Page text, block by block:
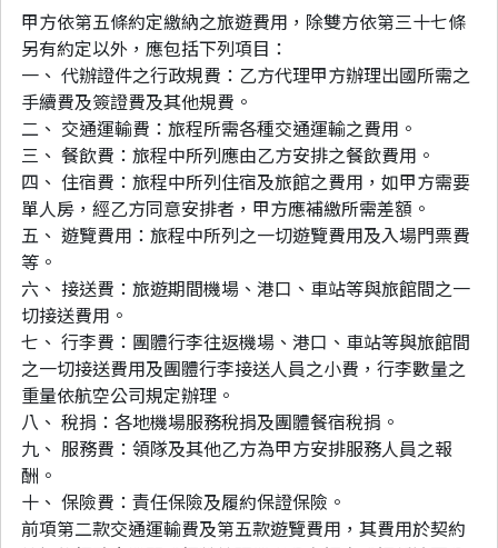
甲方依第五條約定繳納之旅遊費用，除雙方依第三十七條
另有約定以外，應包括下列項目：
一、 代辦證件之行政規費：乙方代理甲方辦理出國所需之
手續費及簽證費及其他規費。
二、 交通運輸費：旅程所需各種交通運輸之費用。
三、 餐飲費：旅程中所列應由乙方安排之餐飲費用。
四、 住宿費：旅程中所列住宿及旅館之費用，如甲方需要
單人房，經乙方同意安排者，甲方應補繳所需差額。
五、 遊覽費用：旅程中所列之一切遊覽費用及入場門票費
等。
六、 接送費：旅遊期間機場、港口、車站等與旅館間之一
切接送費用。
七、 行李費：團體行李往返機場、港口、車站等與旅館間
之一切接送費用及團體行李接送人員之小費，行李數量之
重量依航空公司規定辦理。
八、 稅捐：各地機場服務稅捐及團體餐宿稅捐。
九、 服務費：領隊及其他乙方為甲方安排服務人員之報
酬。
十、 保險費：責任保險及履約保證保險。
前項第二款交通運輸費及第五款遊覽費用，其費用於契約